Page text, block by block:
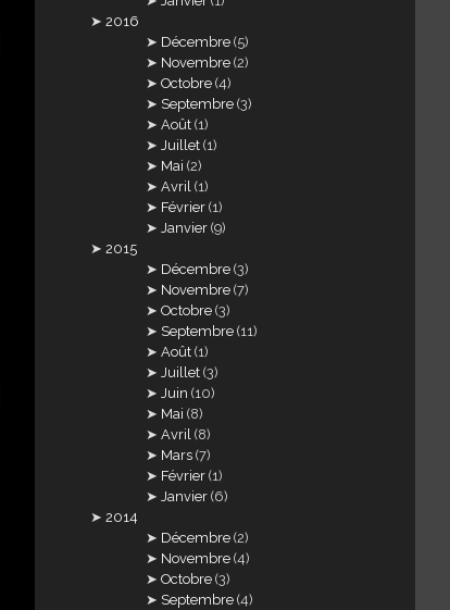
2016
Décembre (5)
Novembre (2)
Octobre (4)
Septembre (3)
Août (1)
Juillet (1)
Mai (2)
Avril (1)
Février (1)
Janvier (9)
2015
Décembre (3)
Novembre (7)
Octobre (3)
Septembre (11)
Août (1)
Juillet (3)
Juin (10)
Mai (8)
Avril (8)
Mars (7)
Février (1)
Janvier (6)
2014
Décembre (2)
Novembre (4)
Octobre (3)
Septembre (4)